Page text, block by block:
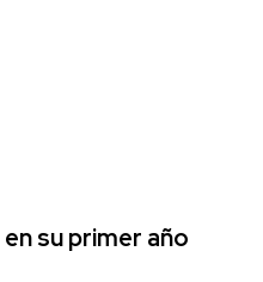
su primer año